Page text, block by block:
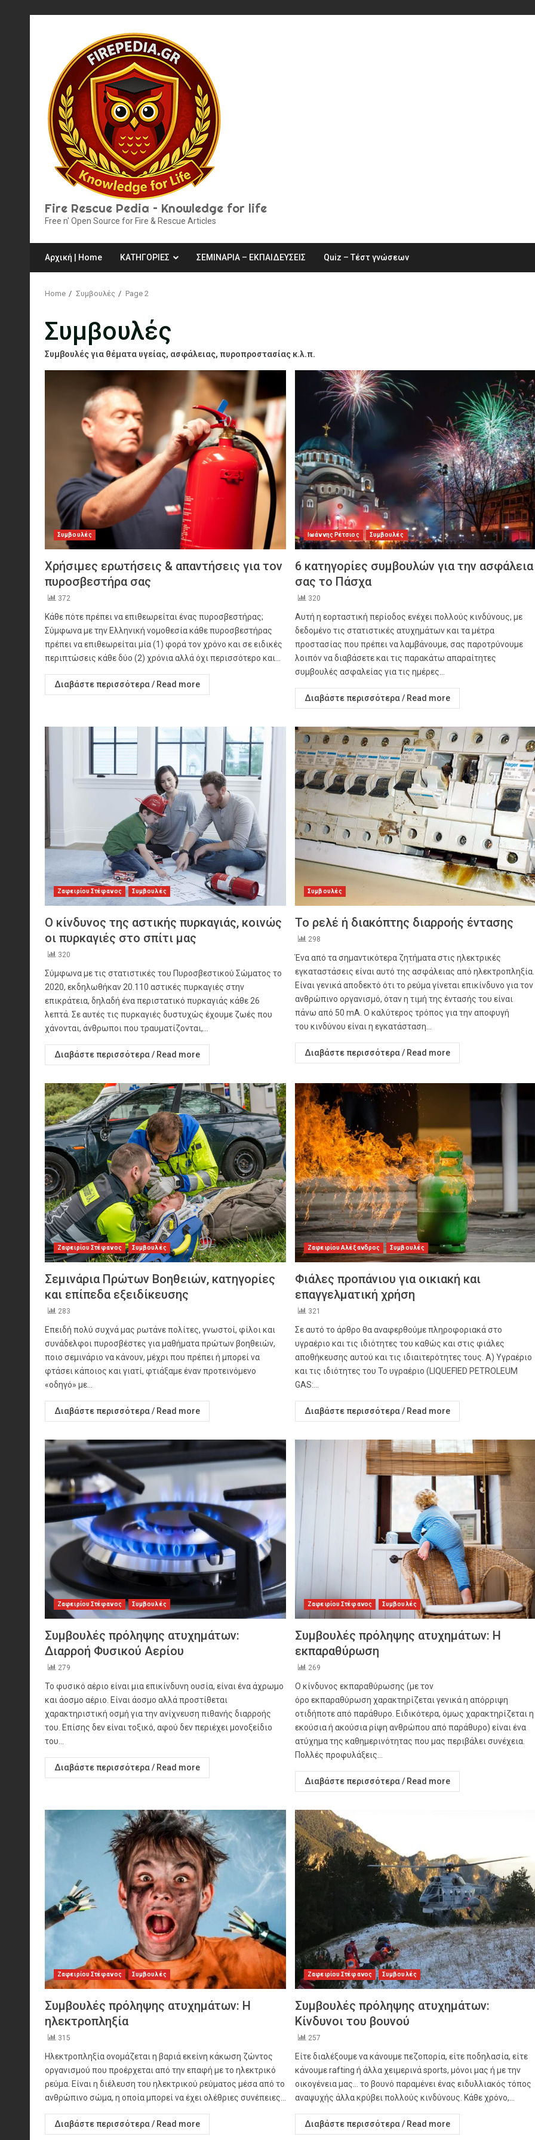
Fire Rescue Pedia – Knowledge for life
Free n' Open Source for Fire & Rescue Articles
Αρχική | Home ΚΑΤΗΓΟΡΙΕΣ ΣΕΜΙΝΑΡΙΑ – ΕΚΠΑΙΔΕΥΣΕΙΣ Quiz – Τέστ γνώσεων
Home Συμβουλές Page 2
Συμβουλές
Συμβουλές για θέματα υγείας, ασφάλειας, πυροπροστασίας κ.λ.π.
Συμβουλές
Χρήσιμες ερωτήσεις & απαντήσεις για τον
πυροσβεστήρα σας
372
Κάθε πότε πρέπει να επιθεωρείται ένας πυροσβεστήρας;
Σύμφωνα με την Ελληνική νομοθεσία κάθε πυροσβεστήρας
πρέπει να επιθεωρείται μία (1) φορά τον χρόνο και σε ειδικές
περιπτώσεις κάθε δύο (2) χρόνια αλλά όχι περισσότερο και...
Διαβάστε περισσότερα / Read more
Ιωάννης Ρέτσιος Συμβουλές
6 κατηγορίες συμβουλών για την ασφάλεια
σας το Πάσχα
320
Αυτή η εορταστική περίοδος ενέχει πολλούς κινδύνους, με
δεδομένo τις στατιστικές ατυχημάτων και τα μέτρα
προστασίας που πρέπει να λαμβάνουμε, σας παροτρύνουμε
λοιπόν να διαβάσετε και τις παρακάτω απαραίτητες
συμβουλές ασφαλείας για τις ημέρες...
Διαβάστε περισσότερα / Read more
Ζαφειρίου Στέφανος Συμβουλές
Ο κίνδυνος της αστικής πυρκαγιάς, κοινώς
οι πυρκαγιές στο σπίτι μας
320
Σύμφωνα με τις στατιστικές του Πυροσβεστικού Σώματος το
2020, εκδηλωθήκαν 20.110 αστικές πυρκαγιές στην
επικράτεια, δηλαδή ένα περιστατικό πυρκαγιάς κάθε 26
λεπτά. Σε αυτές τις πυρκαγιές δυστυχώς έχουμε ζωές που
χάνονται, άνθρωποι που τραυματίζονται,...
Διαβάστε περισσότερα / Read more
Συμβουλές
Το ρελέ ή διακόπτης διαρροής έντασης
298
Ένα από τα σημαντικότερα ζητήματα στις ηλεκτρικές
εγκαταστάσεις είναι αυτό της ασφάλειας από ηλεκτροπληξία.
Είναι γενικά αποδεκτό ότι το ρεύμα γίνεται επικίνδυνο για τον
ανθρώπινο οργανισμό, όταν η τιμή της έντασής του είναι
πάνω από 50 mA. Ο καλύτερος τρόπος για την αποφυγή
του κινδύνου είναι η εγκατάσταση...
Διαβάστε περισσότερα / Read more
Ζαφειρίου Στέφανος Συμβουλές
Σεμινάρια Πρώτων Βοηθειών, κατηγορίες
και επίπεδα εξειδίκευσης
283
Επειδή πολύ συχνά μας ρωτάνε πολίτες, γνωστοί, φίλοι και
συνάδελφοι πυροσβέστες για μαθήματα πρώτων βοηθειών,
ποιο σεμινάριο να κάνουν, μέχρι που πρέπει ή μπορεί να
φτάσει κάποιος και γιατί, φτιάξαμε έναν προτεινόμενο
«οδηγό» με...
Διαβάστε περισσότερα / Read more
Ζαφειρίου Αλέξανδρος Συμβουλές
Φιάλες προπάνιου για οικιακή και
επαγγελματική χρήση
321
Σε αυτό το άρθρο θα αναφερθούμε πληροφοριακά στο
υγραέριο και τις ιδιότητες του καθώς και στις φιάλες
αποθήκευσης αυτού και τις ιδιαιτερότητες τους. Α) Υγραέριο
και τις ιδιότητες του To υγραέριο (LIQUEFIED PETROLEUM
GAS:...
Διαβάστε περισσότερα / Read more
Ζαφειρίου Στέφανος Συμβουλές
Συμβουλές πρόληψης ατυχημάτων:
Διαρροή Φυσικού Αερίου
279
Το φυσικό αέριο είναι μια επικίνδυνη ουσία, είναι ένα άχρωμο
και άοσμο αέριο. Είναι άοσμο αλλά προστίθεται
χαρακτηριστική οσμή για την ανίχνευση πιθανής διαρροής
του. Επίσης δεν είναι τοξικό, αφού δεν περιέχει μονοξείδιο
του...
Διαβάστε περισσότερα / Read more
Ζαφειρίου Στέφανος Συμβουλές
Συμβουλές πρόληψης ατυχημάτων: Η
εκπαραθύρωση
269
Ο κίνδυνος εκπαραθύρωσης (με τον
όρο εκπαραθύρωση χαρακτηρίζεται γενικά η απόρριψη
οτιδήποτε από παράθυρο. Ειδικότερα, όμως χαρακτηρίζεται η
εκούσια ή ακούσια ρίψη ανθρώπου από παράθυρο) είναι ένα
ατύχημα της καθημερινότητας που μας περιβάλει συνέχεια.
Πολλές προφυλάξεις...
Διαβάστε περισσότερα / Read more
Ζαφειρίου Στέφανος Συμβουλές
Συμβουλές πρόληψης ατυχημάτων: Η
ηλεκτροπληξία
315
Ηλεκτροπληξία ονομάζεται η βαριά εκείνη κάκωση ζώντος
οργανισμού που προέρχεται από την επαφή με το ηλεκτρικό
ρεύμα. Είναι η διέλευση του ηλεκτρικού ρεύματος μέσα από το
ανθρώπινο σώμα, η οποία μπορεί να έχει ολέθριες συνέπειες...
Διαβάστε περισσότερα / Read more
Ζαφειρίου Στέφανος Συμβουλές
Συμβουλές πρόληψης ατυχημάτων:
Κίνδυνοι του βουνού
257
Είτε διαλέξουμε να κάνουμε πεζοπορία, είτε ποδηλασία, είτε
κάνουμε rafting ή άλλα χειμερινά sports, μόνοι μας ή με την
οικογένεια μας… το βουνό παραμένει ένας ειδυλλιακός τόπος
αναψυχής άλλα κρύβει πολλούς κινδύνους. Κάθε χρόνο,...
Διαβάστε περισσότερα / Read more